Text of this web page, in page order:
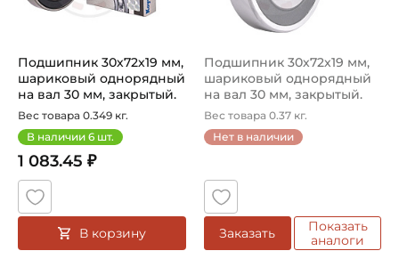
Тип посадочного отверстия на вал:
Тип наружного кольца:
Цилиндрическое
Вид уплотнения:
Уплотнение 2RS
Способ фиксации на вал:
Натяг
Смазка:
Подшипник 30х72х19 мм,
шариковый однорядный
на вал 30 мм, закрытый.
Арт...
Вес товара 0.349 кг.
В наличии 6 шт.
1 083.45 ₽
В корзину
Подшипник 30х72х19 мм,
шариковый однорядный
на вал 30 мм, закрытый.
Арт...
Вес товара 0.37 кг.
Нет в наличии
Заказать
Показать
аналоги